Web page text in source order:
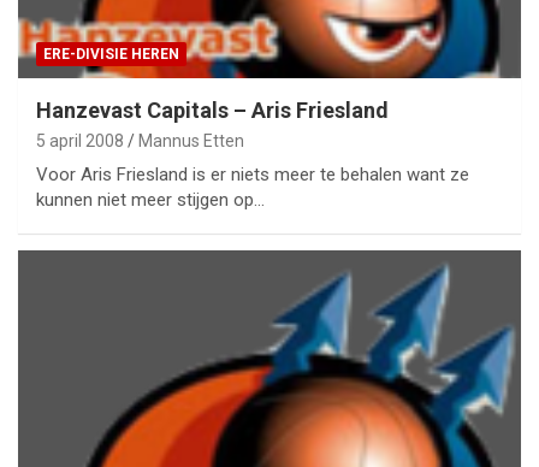
ERE-DIVISIE HEREN
Hanzevast Capitals – Aris Friesland
5 april 2008 Mannus Etten
Voor Aris Friesland is er niets meer te behalen want ze
kunnen niet meer stijgen op…